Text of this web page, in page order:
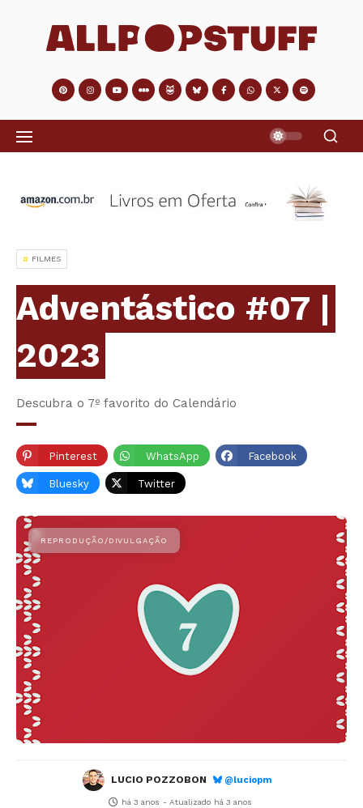
FILMES
Adventástico #07 |
2023
Descubra o 7º favorito do Calendário
Pinterest WhatsApp Facebook
Bluesky Twitter
LUCIO POZZOBON @luciopm
há 3 anos - Atualizado há 3 anos